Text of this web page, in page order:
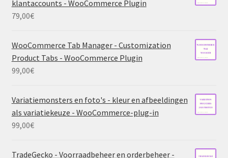
klantaccounts - WooCommerce Plugin
79,00€
WooCommerce Tab Manager - Customization
Product Tabs - WooCommerce Plugin
99,00€
Variatiemonsters en foto's - kleur en afbeeldingen
als variatiekeuze - WooCommerce-plug-in
99,00€
TradeGecko - Voorraadbeheer en orderbeheer -